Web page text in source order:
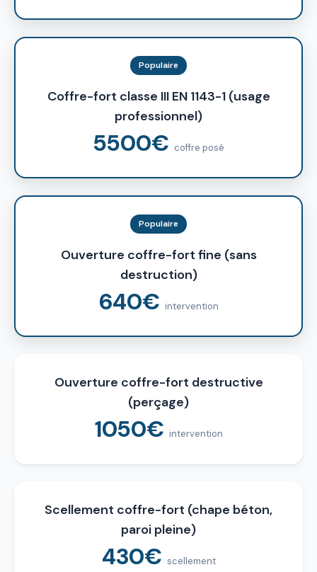
Populaire
Coffre-fort classe III EN 1143-1 (usage
professionnel)
5500€ coffre posé
Populaire
Ouverture coffre-fort fine (sans
destruction)
640€ intervention
Ouverture coffre-fort destructive
(perçage)
1050€ intervention
Scellement coffre-fort (chape béton,
paroi pleine)
430€ scellement